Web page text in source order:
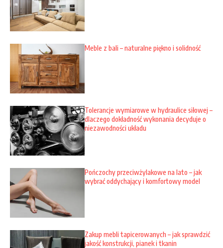
Meble z bali – naturalne piękno i solidność
Tolerancje wymiarowe w hydraulice siłowej –
dlaczego dokładność wykonania decyduje o
niezawodności układu
Pończochy przeciwżylakowe na lato – jak
wybrać oddychający i komfortowy model
Zakup mebli tapicerowanych – jak sprawdzić
jakość konstrukcji, pianek i tkanin